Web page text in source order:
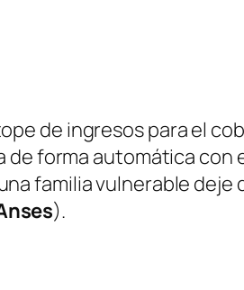
de ingresos para el
forma automática con
familia vulnerable
).